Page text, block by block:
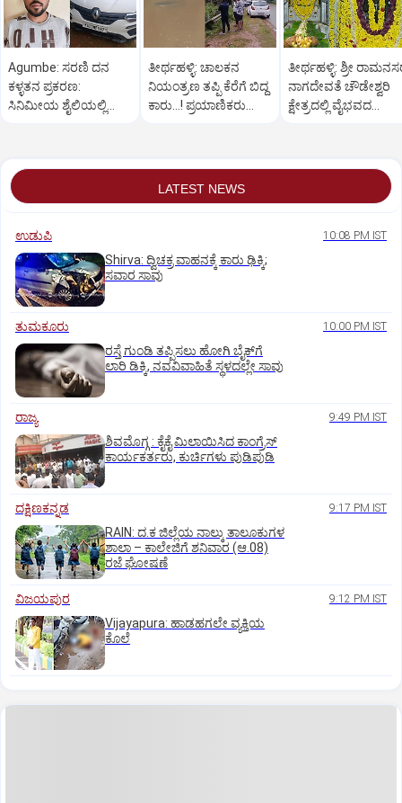
Agumbe: ಸರಣಿ ದನ
ಕಳ್ಳತನ ಪ್ರಕರಣ:
ಸಿನಿಮೀಯ ಶೈಲಿಯಲ್ಲಿ
ತೀರ್ಥಹಳ್ಳಿ: ಚಾಲಕನ
ನಿಯಂತ್ರಣ ತಪ್ಪಿ ಕೆರೆಗೆ ಬಿದ್ದ
ಕಾರು...! ಪ್ರಯಾಣಿಕರು
ತೀರ್ಥಹಳ್ಳಿ: ಶ್ರೀ
ನಾಗದೇವತೆ ಚೌಡೇಶ್ವರಿ
ಕ್ಷೇತ್ರದಲ್ಲಿ ವೈಭವದ
LATEST NEWS
ಉಡುಪಿ 10:08 PM IST
Shirva: ದ್ವಿಚಕ್ರ ವಾಹನಕ್ಕೆ ಕಾರು ಢಿಕ್ಕಿ;
ಸವಾರ ಸಾವು
ತುಮಕೂರು 10:00 PM IST
ರಸ್ತೆ ಗುಂಡಿ ತಪ್ಪಿಸಲು ಹೋಗಿ ಬೈಕ್‌ಗೆ
ಲಾರಿ ಡಿಕ್ಕಿ, ನವವಿವಾಹಿತೆ ಸ್ಥಳದಲ್ಲೇ ಸಾವು
ರಾಜ್ಯ 9:49 PM IST
ಶಿವಮೊಗ್ಗ : ಕೈಕೈ ಮಿಲಾಯಿಸಿದ ಕಾಂಗ್ರೆಸ್
ಕಾರ್ಯಕರ್ತರು, ಕುರ್ಚಿಗಳು ಪುಡಿಪುಡಿ
ದಕ್ಷಿಣಕನ್ನಡ 9:17 PM IST
RAIN: ದ.ಕ ಜಿಲ್ಲೆಯ ನಾಲ್ಕು ತಾಲೂಕುಗಳ
ಶಾಲಾ – ಕಾಲೇಜಿಗೆ ಶನಿವಾರ (ಆ.08)
ರಜೆ ಘೋಷಣೆ
ವಿಜಯಪುರ 9:12 PM IST
Vijayapura: ಹಾಡಹಗಲೇ ವ್ಯಕ್ತಿಯ
ಕೊಲೆ